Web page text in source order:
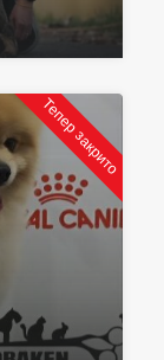
Тепер закрито